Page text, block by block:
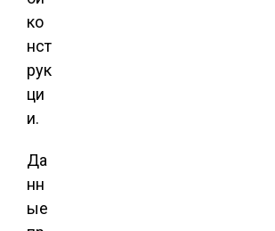
ко
нст
рук
ци
и.
Да
нн
ые